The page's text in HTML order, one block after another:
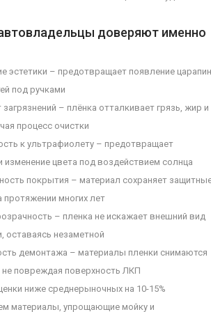
доверяют именно
эстетики – предотвращает появление царапин
под ручками
– плёнка отталкивает грязь, жир и
процесс очистки
к ультрафиолету – предотвращает
изменение цвета под воздействием солнца
покрытия – материал сохраняет
протяжении многих лет
– пленка не искажает внешний вид
оставаясь незаметной
демонтажа – материалы пленки снимаются
не повреждая поверхность ЛКП
ниже среднерыночных на 10-15%
материалы, упрощающие мойку и